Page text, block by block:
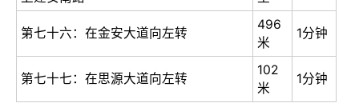
第七十六：在金安大道向左转
496
米
1分钟
第七十七：在思源大道向左转
102
米
1分钟